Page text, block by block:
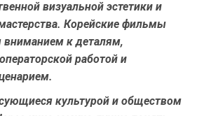
визуальной эстетики и
Корейские фильмы
вниманием к деталям,
работой и
культурой и обществом